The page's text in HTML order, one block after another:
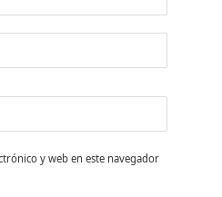
y web en este navegador